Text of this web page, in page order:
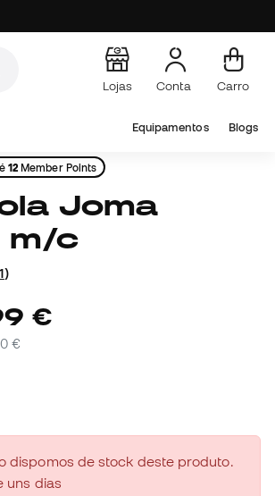
Lojas Conta Carro
Equipamentos Blogs
12 Member Points
m/c
)
€
€
dispomos de stock deste produto.
uns dias